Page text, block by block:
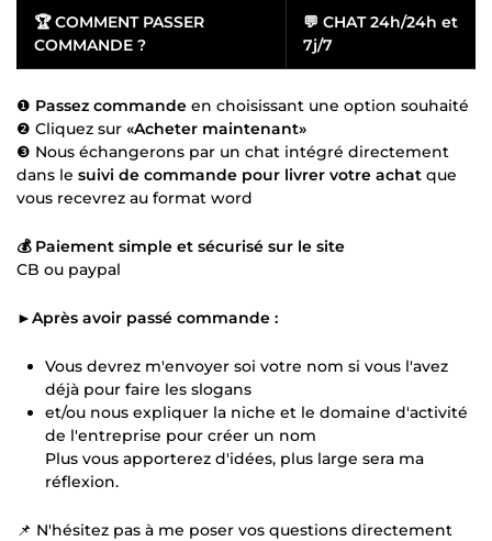
🏆COMMENT PASSER
COMMANDE ?
💬 CHAT 24h/24h et
7j/7
❶ Passez commande en choisissant une option souhaité
❷ Cliquez sur «Acheter maintenant»
❸ Nous échangerons par un chat intégré directement
dans le suivi de commande pour livrer votre achat que
vous recevrez au format word
💰 Paiement simple et sécurisé sur le site
CB ou paypal
►Après avoir passé commande :
Vous devrez m'envoyer soi votre nom si vous l'avez
déjà pour faire les slogans
et/ou nous expliquer la niche et le domaine d'activité
de l'entreprise pour créer un nom
Plus vous apporterez d'idées, plus large sera ma
réflexion.
📌 N'hésitez pas à me poser vos questions directement